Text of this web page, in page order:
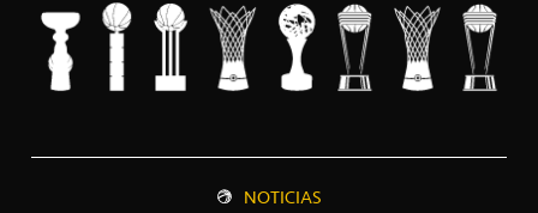
NOTICIAS